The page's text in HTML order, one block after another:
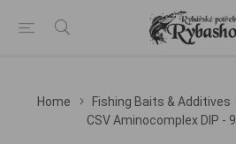
Home Fishing Baits & Additives
CSV Aminocomplex DIP -